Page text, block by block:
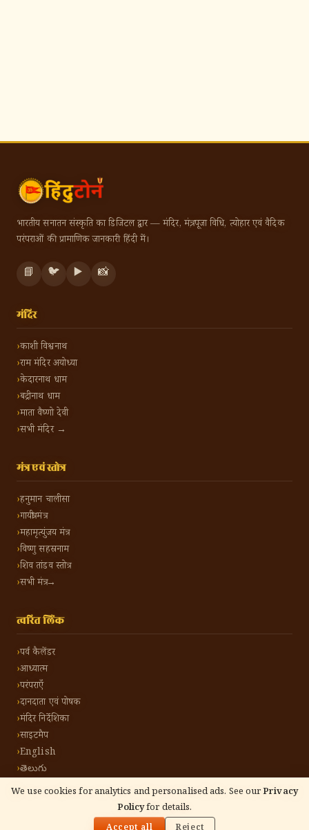
We use cookies for analytics and personalised ads. See ourPrivacy
Policyfor details.
भारतीय सनातन संस्कृति का डिजिटल द्वार — मंदिर, मंत्र, पूजा विधि, त्योहार एवं वैदिक
परंपराओं की प्रामाणिक जानकारी हिंदी में।
📘 🐦 ▶️ 📸
मंदिर
काशी विश्वनाथ
राम मंदिर अयोध्या
केदारनाथ धाम
बद्रीनाथ धाम
माता वैष्णो देवी
सभी मंदिर →
मंत्र एवं स्तोत्र
हनुमान चालीसा
गायत्री मंत्र
महामृत्युंजय मंत्र
विष्णु सहस्रनाम
शिव तांडव स्तोत्र
सभी मंत्र →
त्वरित लिंक
पर्व कैलेंडर
आध्यात्म
परंपराएँ
दानदाता एवं पोषक
मंदिर निर्देशिका
साइटमैप
English
తెలుగు
हिंदू टोन हिंदी। सर्वाधिकार सुरक्षित। गोपनीयता नीति